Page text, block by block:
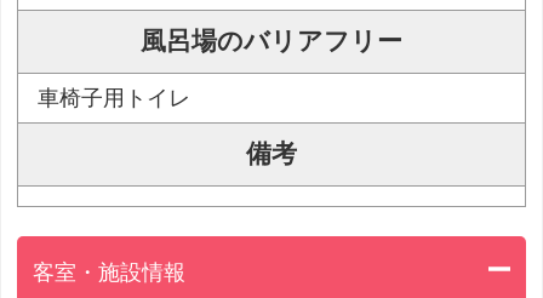
風呂場のバリアフリー
車椅子用トイレ
備考
客室・施設情報